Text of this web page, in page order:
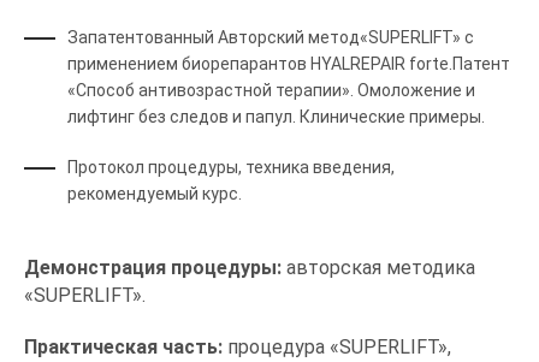
Запатентованный Авторский метод«SUPERLIFT» с
применением биорепарантов HYALREPAIR forte.Патент
«Способ антивозрастной терапии». Омоложение и
лифтинг без следов и папул. Клинические примеры.
Протокол процедуры, техника введения,
рекомендуемый курс.
Демонстрация процедуры: авторская методика
«SUPERLIFT».
Практическая часть: процедура «SUPERLIFT»,